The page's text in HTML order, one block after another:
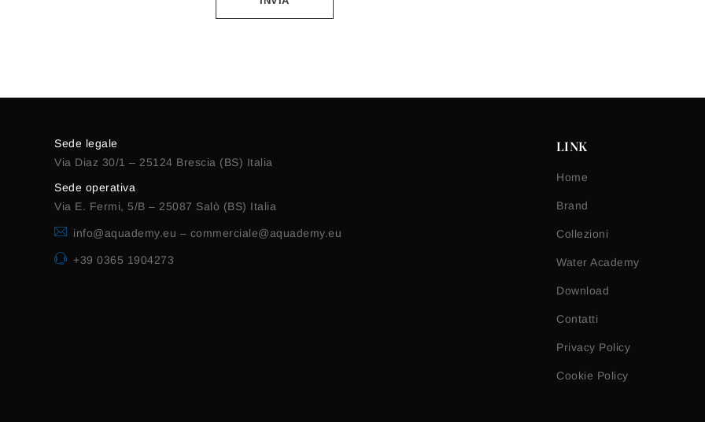
Sede legale
Via Diaz 30/1 – 25124 Brescia (BS) Italia
Sede operativa
Via E. Fermi, 5/B – 25087 Salò (BS) Italia
info@aquademy.eu – commerciale@aquademy.eu
+39 0365 1904273
LINK
Home
Brand
Collezioni
Water Academy
Download
Contatti
Privacy Policy
Cookie Policy